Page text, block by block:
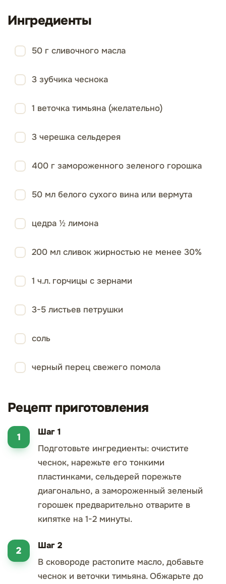
Ингредиенты
50 г сливочного масла
3 зубчика чеснока
1 веточка тимьяна (желательно)
3 черешка сельдерея
400 г замороженного зеленого горошка
50 мл белого сухого вина или вермута
цедра ½ лимона
200 мл сливок жирностью не менее 30%
1 ч.л. горчицы с зернами
3-5 листьев петрушки
соль
черный перец свежего помола
Рецепт приготовления
Шаг 1
Подготовьте ингредиенты: очистите
чеснок, нарежьте его тонкими
пластинками, сельдерей порежьте
диагонально, а замороженный зеленый
горошек предварительно отварите в
кипятке на 1-2 минуты.
Шаг 2
В сковороде растопите масло, добавьте
чеснок и веточки тимьяна. Обжарьте до